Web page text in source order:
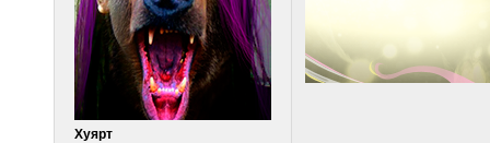
Хуярт